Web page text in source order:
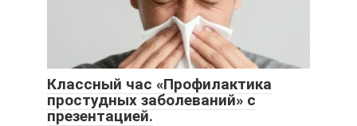
Классный час «Профилактика
простудных заболеваний» с
презентацией.